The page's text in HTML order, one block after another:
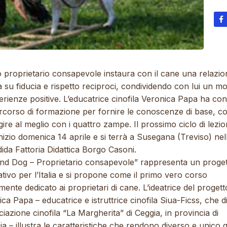
proprietario consapevole instaura con il cane una
su fiducia e rispetto reciproci, condividendo con lui un
positive. L’educatrice cinofila Veronica Papa ha
di formazione per fornire le conoscenze di base,
al meglio con i quattro zampe. Il prossimo ciclo di
domenica 14 aprile e si terrà a Susegana (Treviso)
Fattoria Didattica Borgo Casoni.
Dog – Proprietario consapevole” rappresenta un
per l’Italia e si propone come il primo vero corso
dedicato ai proprietari di cane. L’ideatrice del
Papa – educatrice e istruttrice cinofila Siua-Ficss, che
cinofila “La Margherita” di Ceggia, in provincia di